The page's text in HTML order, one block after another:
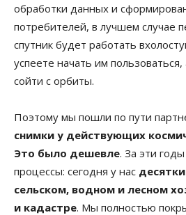
обработки данных и
потребителей, в лучшем случае
спутник будет работать
успеете начать им
сойти с орбиты.
Поэтому мы пошли по пути
снимки у действующих
Это было дешевле. За эти
процессы: сегодня у нас
сельском, водном и лесном
и кадастре. Мы полностью